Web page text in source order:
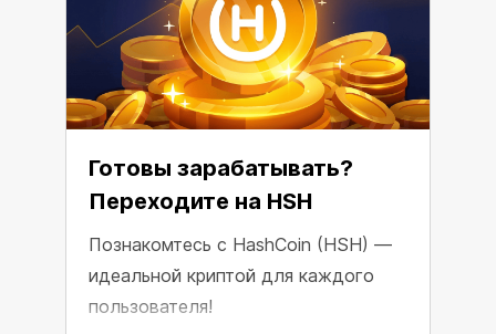
Готовы зарабатывать?
Переходите на HSH
Познакомтесь с HashCoin (HSH) —
идеальной криптой для каждого
пользователя!